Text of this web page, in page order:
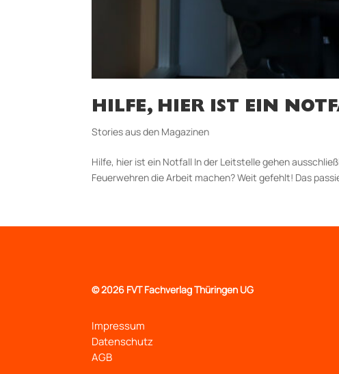
HILFE, HIER IST EIN
Stories aus den Magazinen
Hilfe, hier ist ein Notfall In der Leitstelle gehen
Feuerwehren die Arbeit machen? Weit gefehlt! Das
©2026 FVT Fachverlag Thüringen UG
Impressum
Datenschutz
AGB